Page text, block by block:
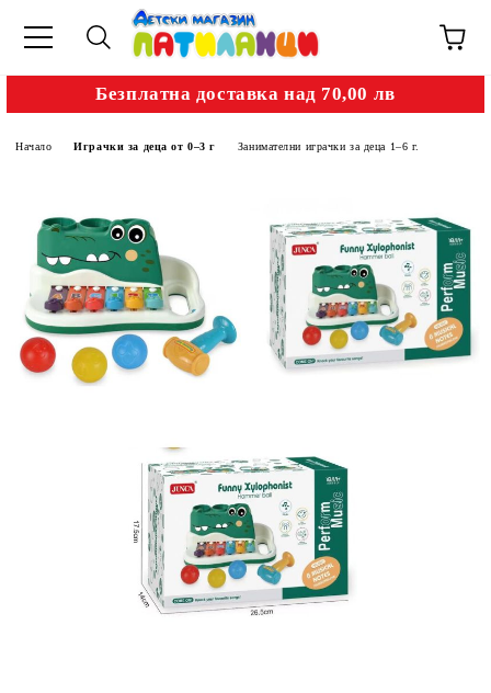
Безплатна доставка над 70,00 лв
Начало Играчки за деца от 0–3 г Занимателни играчки за деца 1–6 г.